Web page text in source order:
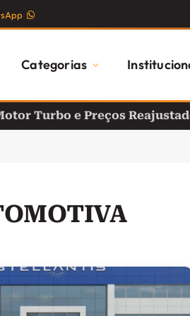
Categorias
Turbo e Preços